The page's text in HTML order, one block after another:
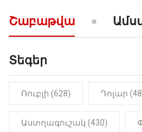
Շաբաթվա
Տեգեր
Ռուբլի (628) Դոլար
Աստղագուշակ (430)